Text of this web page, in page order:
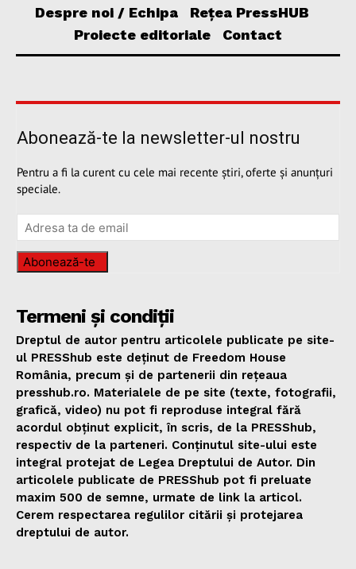
Despre noi / Echipa
Rețea PressHUB
Proiecte editoriale
Contact
Abonează-te la newsletter-ul nostru
Pentru a fi la curent cu cele mai recente știri, oferte și anunțuri
speciale.
Abonează-te
Termeni și condiții
Dreptul de autor pentru articolele publicate pe site-
ul PRESShub este deținut de Freedom House
România, precum și de partenerii din rețeaua
presshub.ro. Materialele de pe site (texte, fotografii,
grafică, video) nu pot fi reproduse integral fără
acordul obținut explicit, în scris, de la PRESShub,
respectiv de la parteneri. Conținutul site-ului este
integral protejat de Legea Dreptului de Autor. Din
articolele publicate de PRESShub pot fi preluate
maxim 500 de semne, urmate de link la articol.
Cerem respectarea regulilor citării și protejarea
dreptului de autor.